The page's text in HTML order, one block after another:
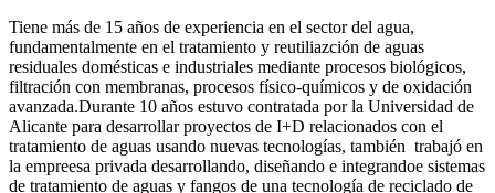
Tiene más de 15 años de experiencia en el sector del agua,
fundamentalmente en el tratamiento y reutiliazción de aguas
residuales domésticas e industriales mediante procesos biológicos,
filtración con membranas, procesos físico-químicos y de oxidación
avanzada.Durante 10 años estuvo contratada por la Universidad de
Alicante para desarrollar proyectos de I+D relacionados con el
tratamiento de aguas usando nuevas tecnologías, también trabajó en
la empreesa privada desarrollando, diseñando e integrandoe sistemas
de tratamiento de aguas y fangos de una tecnología de reciclado de